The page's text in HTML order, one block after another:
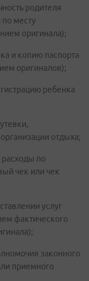
родителя
по месту
оригинала);
и копию паспорта
оригиналов);
ребенка
отдыха;
по
чек или чек
услуг
фактического
законного
приемного